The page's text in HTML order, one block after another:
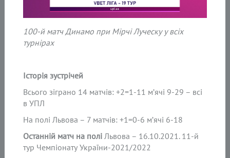
100-й матч Динамо при Мірчі Луческу у всіх
турнірах
Історія зустрічей
Всього зіграно 14 матчів: +2=1-11 м’ячі 9-29 – всі
в УПЛ
На полі Львова – 7 матчів: +1=0-6 м’ячі 6-18
Останній матч на полі Львова – 16.10.2021. 11-й
тур Чемпіонату України-2021/2022